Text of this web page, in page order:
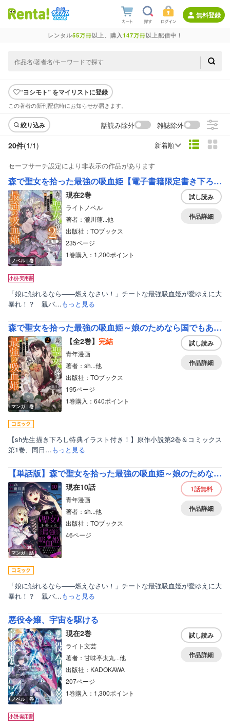
無料登録
レンタル55万冊以上、購入147万冊以上配信中！
“ヨシモト” をマイリストに登録
この著者の新刊配信時にお知らせが届きます。
絞り込み 話読み除外 雑誌除外
20件(1/1) 新着順
セーフサーチ設定により非表示の作品があります
森で聖女を拾った最強の吸血姫【電子書籍限定書き下ろしSS付き】
ノベル｜巻
現在2巻
ライトノベル
著者：瀧川蓮...他
出版社：TOブックス
235ページ
1巻購入：1,200ポイント
試し読み
作品詳細
「娘に触れるなら――燃えなさい！」チートな最強吸血姫が愛ゆえに大
暴れ！？ 親バ…もっと見る
森で聖女を拾った最強の吸血姫～娘のためなら国でもあっさり滅ぼします！～＠COMIC【イラスト特典付き】
マンガ｜巻
【全2巻】 完結
青年漫画
著者：sh...他
出版社：TOブックス
195ページ
1巻購入：640ポイント
試し読み
作品詳細
【sh先生描き下ろし特典イラスト付き！】原作小説第2巻＆コミックス
第1巻、同日…もっと見る
【単話版】森で聖女を拾った最強の吸血姫～娘のためなら国でもあっさり滅ぼします！～＠COMIC
マンガ｜話
現在10話
青年漫画
著者：sh...他
出版社：TOブックス
46ページ
1話無料
作品詳細
「娘に触れるなら――燃えなさい！」チートな最強吸血姫が愛ゆえに大
暴れ！？ 親バ…もっと見る
悪役令嬢、宇宙を駆ける
ノベル｜巻
現在2巻
ライト文芸
著者：甘味亭太丸...他
出版社：KADOKAWA
207ページ
1巻購入：1,300ポイント
試し読み
作品詳細